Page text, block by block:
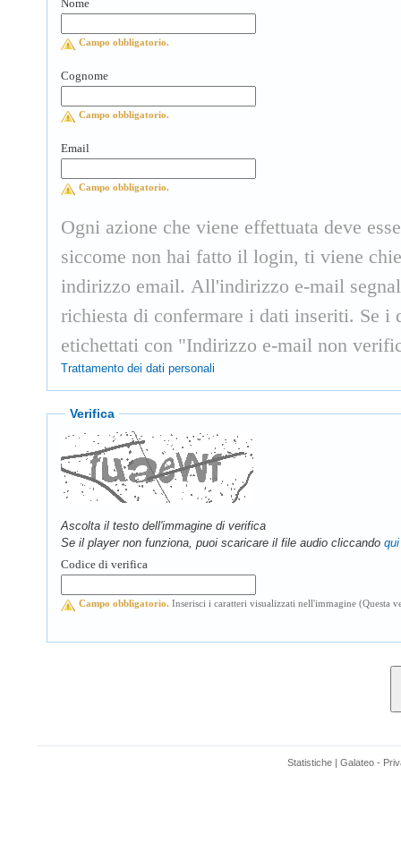
Nome
Campo obbligatorio.
Cognome
Campo obbligatorio.
Email
Campo obbligatorio.
Ogni azione che viene effettuata deve
siccome non hai fatto il login, ti viene
indirizzo email. All'indirizzo e-mail
richiesta di confermare i dati inseriti. Se i
etichettati con "Indirizzo e-mail non
Trattamento dei dati personali
Verifica
Ascolta il testo dell'immagine di verifica
Se il player non funziona, puoi scaricare il file audio cliccando qui
Codice di verifica
Campo obbligatorio. Inserisci i caratteri visualizzati nell'immagine (Questa
Statistiche| Galateo-